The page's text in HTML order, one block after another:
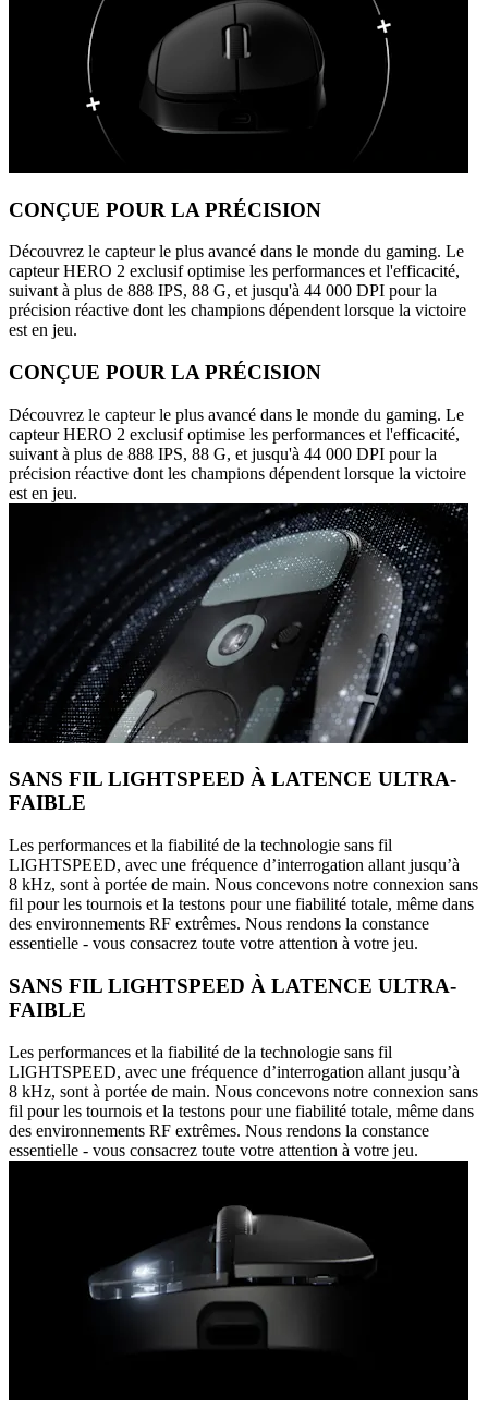
CONÇUE POUR LA PRÉCISION
Découvrez le capteur le plus avancé dans le monde du gaming. Le
capteur HERO 2 exclusif optimise les performances et l'efficacité,
suivant à plus de 888 IPS, 88 G, et jusqu'à 44 000 DPI pour la
précision réactive dont les champions dépendent lorsque la victoire
est en jeu.
CONÇUE POUR LA PRÉCISION
Découvrez le capteur le plus avancé dans le monde du gaming. Le
capteur HERO 2 exclusif optimise les performances et l'efficacité,
suivant à plus de 888 IPS, 88 G, et jusqu'à 44 000 DPI pour la
précision réactive dont les champions dépendent lorsque la victoire
est en jeu.
SANS FIL LIGHTSPEED À LATENCE ULTRA-
FAIBLE
Les performances et la fiabilité de la technologie sans fil
LIGHTSPEED, avec une fréquence d’interrogation allant jusqu’à
8 kHz, sont à portée de main. Nous concevons notre connexion sans
fil pour les tournois et la testons pour une fiabilité totale, même dans
des environnements RF extrêmes. Nous rendons la constance
essentielle - vous consacrez toute votre attention à votre jeu.
SANS FIL LIGHTSPEED À LATENCE ULTRA-
FAIBLE
Les performances et la fiabilité de la technologie sans fil
LIGHTSPEED, avec une fréquence d’interrogation allant jusqu’à
8 kHz, sont à portée de main. Nous concevons notre connexion sans
fil pour les tournois et la testons pour une fiabilité totale, même dans
des environnements RF extrêmes. Nous rendons la constance
essentielle - vous consacrez toute votre attention à votre jeu.